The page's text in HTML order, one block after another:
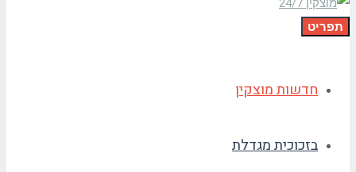
תפריט
חדשות מוצקין
בזכוכית מגדלת